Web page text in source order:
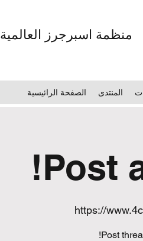
万國攸政社 | منظمة اسبرجرز العالمية
الصفحة الرائيسية المنتدى
Post
https://
Post